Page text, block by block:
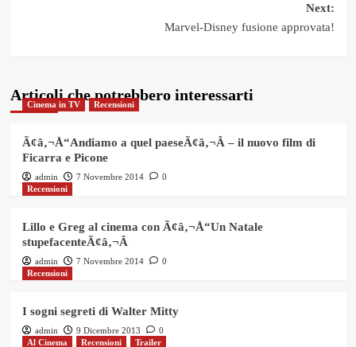
Next:
Marvel-Disney fusione approvata!
Articoli che potrebbero interessarti
Cinema in TV Recensioni
Ã¢â‚¬Å“Andiamo a quel paeseÃ¢â‚¬Â – il nuovo film di
Ficarra e Picone
admin 7 Novembre 2014
0
Recensioni
Lillo e Greg al cinema con Ã¢â‚¬Å“Un Natale
stupefacenteÃ¢â‚¬Â
admin 7 Novembre 2014
0
Recensioni
I sogni segreti di Walter Mitty
admin 9 Dicembre 2013
0
Al Cinema
Recensioni Trailer